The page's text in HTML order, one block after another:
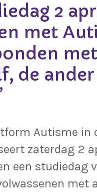
2
met
met
de
Autisme in
zaterdag 2
een studiedag
met